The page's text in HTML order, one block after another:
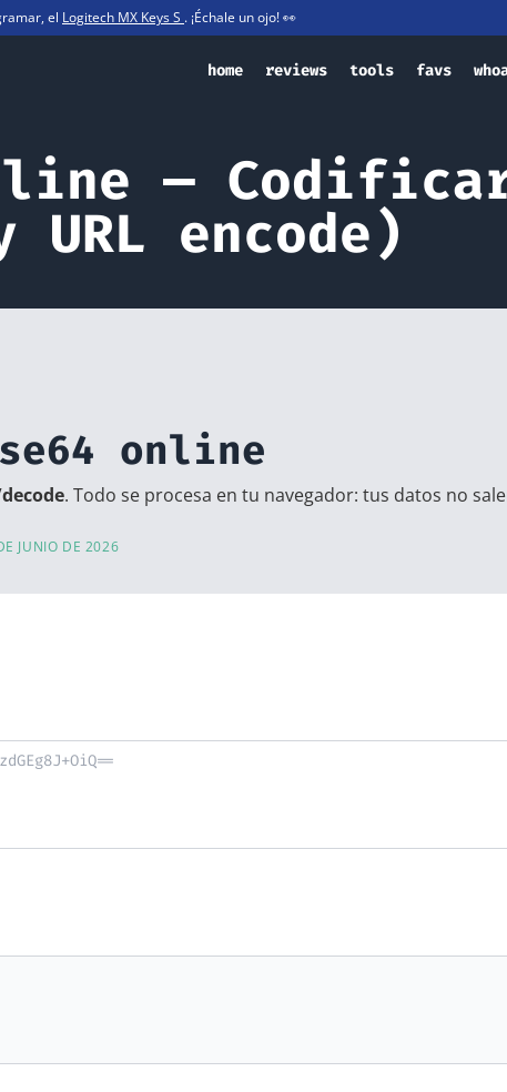
el Logitech MX Keys S . ¡Échale un ojo! 👀
home reviews tools favs
—
encode)
online
. Todo se procesa en tu navegador: tus datos no
JUNIO DE 2026